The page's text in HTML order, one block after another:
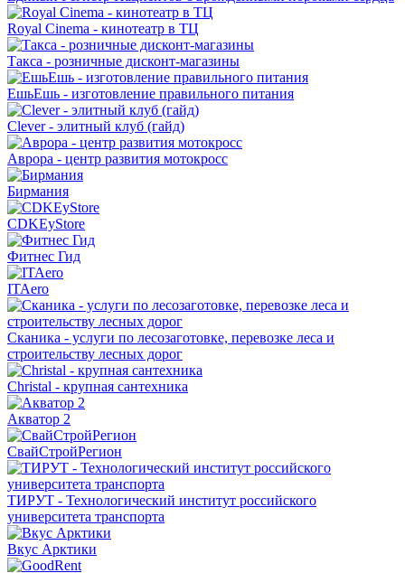
Royal Cinema - кинотеатр в ТЦ
Такса - розничные дисконт-магазины
ЕшьЕшь - изготовление правильного питания
Clever - элитный клуб (гайд)
Аврора - центр развития мотокросс
Бирмания
CDKEyStore
Фитнес Гид
ITAero
Сканика - услуги по лесозаготовке, перевозке леса и
строительству лесных дорог
Christal - крупная сантехника
Акватор 2
СвайСтройРегион
ТИРУТ - Технологический институт российского
университета транспорта
Вкус Арктики